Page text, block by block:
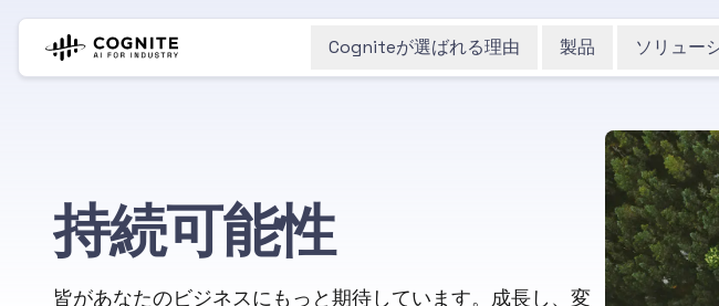
Cogniteが選ばれる理由 製品 ソリュー
持続可能性
皆があなたのビジネスにもっと期待しています。成長し、変